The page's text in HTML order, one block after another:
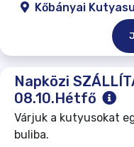
Kőbányai
Napközi
08.10.Hétfő
Várjuk a kutyusokat
buliba.